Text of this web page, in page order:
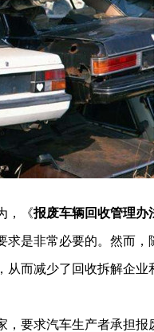
，《报废车辆回收管理办
是非常必要的。然而
而减少了回收拆解企
要求汽车生产者承担